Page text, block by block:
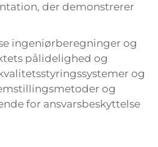
der demonstrerer
ingeniørberegninger og
pålidelighed og
og
og
for ansvarsbeskyttelse